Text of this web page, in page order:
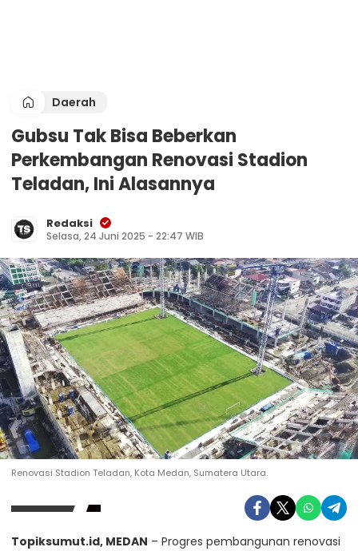
Daerah
Gubsu Tak Bisa Beberkan
Perkembangan Renovasi Stadion
Teladan, Ini Alasannya
Redaksi
Selasa, 24 Juni 2025 - 22:47 WIB
Renovasi Stadion Teladan, Kota Medan, Sumatera Utara.
Topiksumut.id, MEDAN – Progres pembangunan renovasi